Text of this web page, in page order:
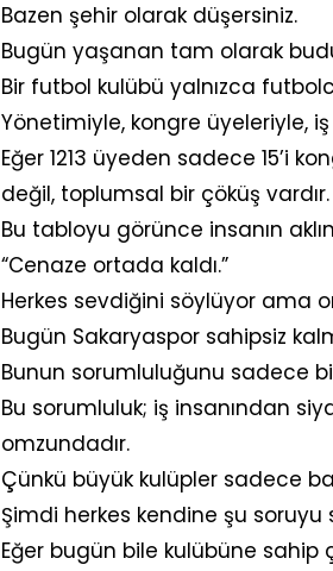
Bazen şehir olarak düşersiniz.
Bugün yaşanan tam olarak
Bir futbol kulübü yalnızca
Yönetimiyle, kongre üyeleriyle,
Eğer 1213 üyeden sadece 15’i
değil, toplumsal bir çöküş vardır.
Bu tabloyu görünce insanın
“Cenaze ortada kaldı.”
Herkes sevdiğini söylüyor ama
Bugün Sakaryaspor sahipsiz
Bunun sorumluluğunu sadece
Bu sorumluluk; iş insanından
omzundadır.
Çünkü büyük kulüpler sadece
Şimdi herkes kendine şu soruyu
Eğer bugün bile kulübüne sahip